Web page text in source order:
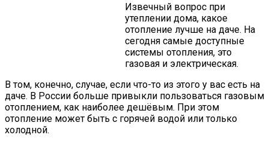
Извечный вопрос при
утеплении дома, какое
отопление лучше на даче. На
сегодня самые доступные
системы отопления, это
газовая и электрическая.
В том, конечно, случае, если что-то из этого у вас есть на
даче. В России больше привыкли пользоваться газовым
отоплением, как наиболее дешёвым. При этом
отопление может быть с горячей водой или только
холодной.